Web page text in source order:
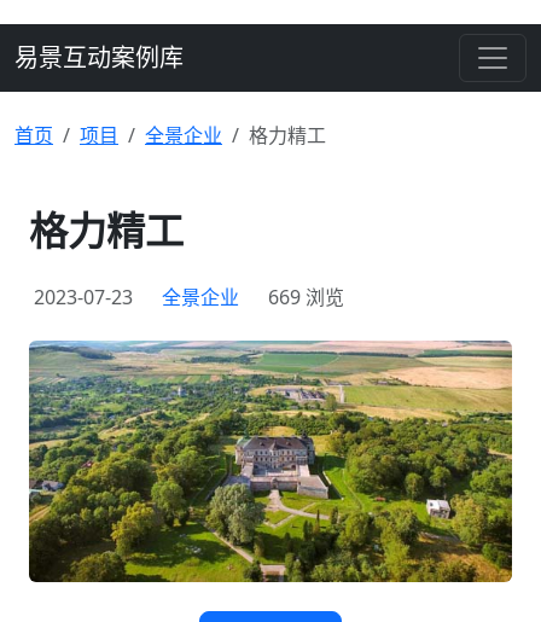
易景互动案例库
首页 项目 全景企业 格力精工
格力精工
2023-07-23 全景企业 669 浏览